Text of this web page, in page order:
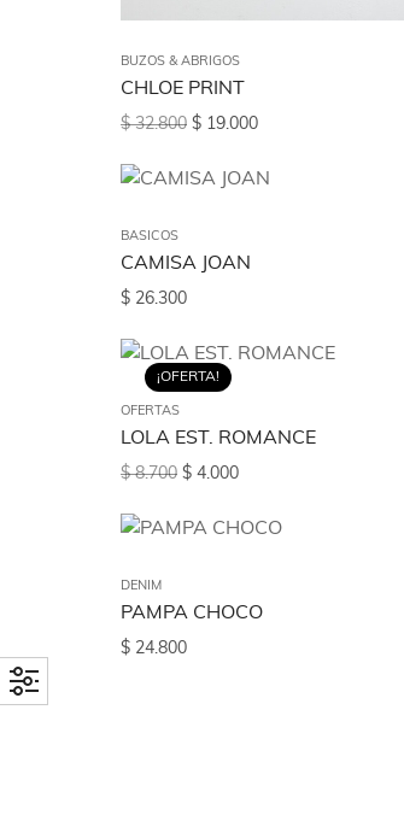
BUZOS & ABRIGOS
CHLOE PRINT
$32.800 $ 19.000
BASICOS
CAMISA JOAN
$ 26.300
¡OFERTA!
OFERTAS
LOLA EST. ROMANCE
$8.700 $ 4.000
DENIM
PAMPA CHOCO
$ 24.800